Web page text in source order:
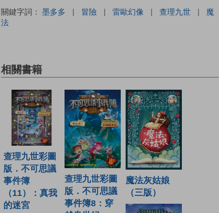
關鍵字詞： 墨多多 | 冒險 | 雷歐幻像 | 查理九世 |
魔
法
相關書籍
查理九世彩圖
版．不可思議
事件簿
（11）：真我
的迷宮
查理九世彩圖
版．不可思議
事件簿8：穿
魔法灰姑娘
（三版）